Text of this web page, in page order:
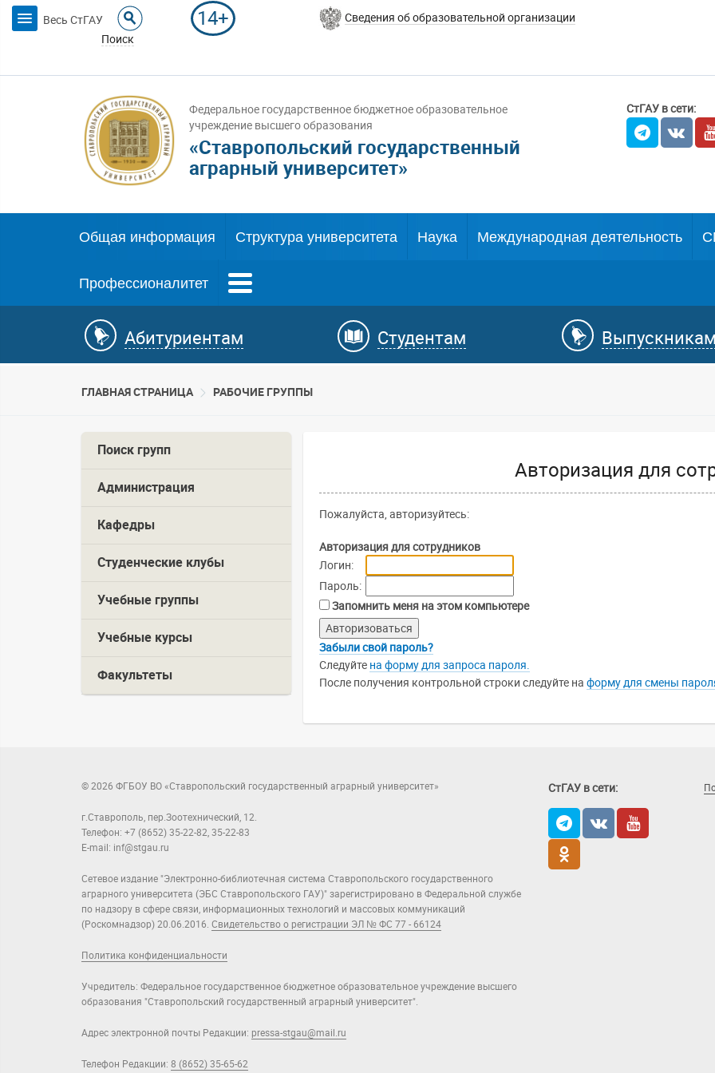
Весь СтГАУ
Поиск
14+ Сведения об образовательной организации
Федеральное государственное бюджетное образовательное
учреждение высшего образования
«Ставропольский государственный
аграрный университет»
СтГАУ в сети:
Общая информация Структура университета Наука Международная деятельность
Профессионалитет
Абитуриентам Студентам Выпускникам
ГЛАВНАЯ СТРАНИЦА РАБОЧИЕ ГРУППЫ
Поиск групп
Администрация
Кафедры
Студенческие клубы
Учебные группы
Учебные курсы
Факультеты
Авторизация для
Пожалуйста, авторизуйтесь:
Авторизация для сотрудников
Логин:
Пароль:
Запомнить меня на этом компьютере
Забыли свой пароль?
Следуйте на форму для запроса пароля.
После получения контрольной строки следуйте на форму для смены
© 2026 ФГБОУ ВО «Ставропольский государственный аграрный университет»
г.Ставрополь, пер.Зоотехнический, 12.
Телефон: +7 (8652) 35-22-82, 35-22-83
E-mail: inf@stgau.ru
Сетевое издание "Электронно-библиотечная система Ставропольского государственного
аграрного университета (ЭБС Ставропольского ГАУ)" зарегистрировано в Федеральной службе
по надзору в сфере связи, информационных технологий и массовых коммуникаций
(Роскомнадзор) 20.06.2016. Свидетельство о регистрации ЭЛ № ФС 77 - 66124
Политика конфиденциальности
Учредитель: Федеральное государственное бюджетное образовательное учреждение высшего
образования "Ставропольский государственный аграрный университет".
Адрес электронной почты Редакции: pressa-stgau@mail.ru
Телефон Редакции: 8 (8652) 35-65-62
СтГАУ в сети: